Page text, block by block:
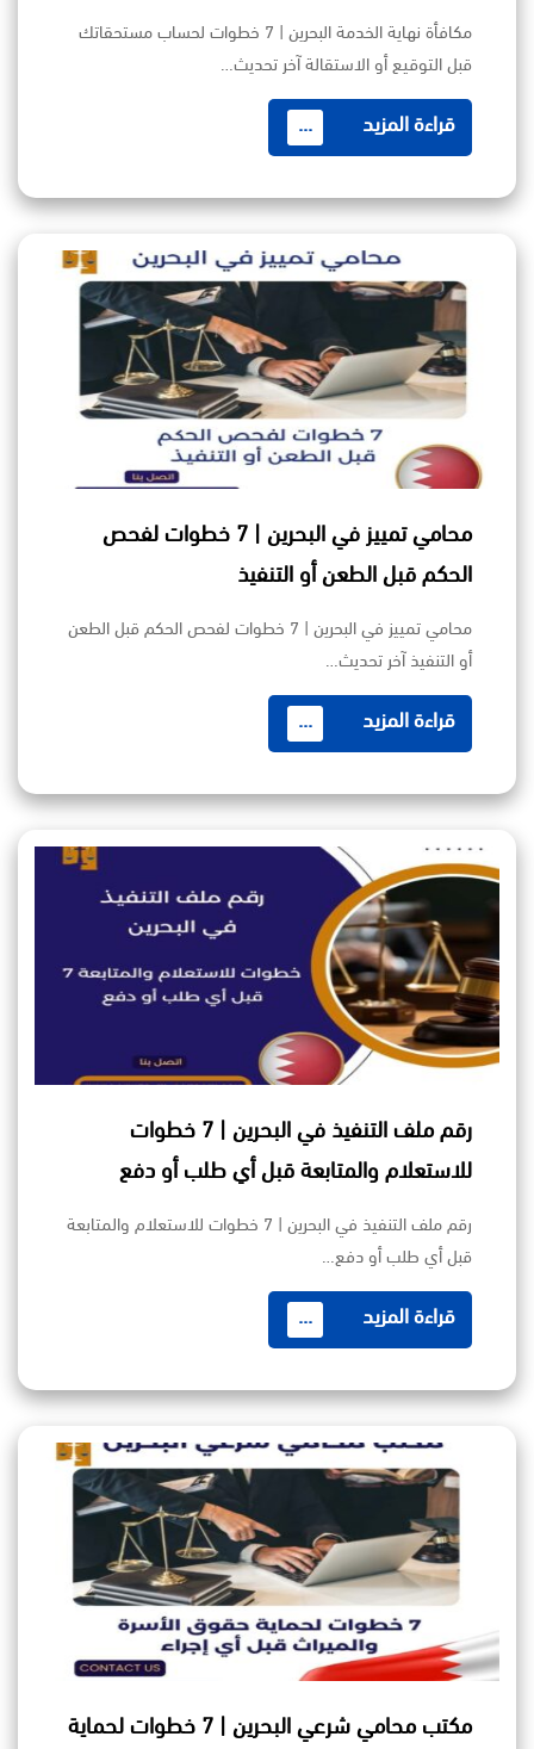
مكافأة نهاية الخدمة البحرين | 7 خطوات لحساب مستحقاتك
قبل التوقيع أو الاستقالة آخر تحديث…
قراءة المزيد ...
محامي تمييز في البحرين | 7 خطوات لفحص
الحكم قبل الطعن أو التنفيذ
محامي تمييز في البحرين | 7 خطوات لفحص الحكم قبل الطعن
أو التنفيذ آخر تحديث…
قراءة المزيد ...
رقم ملف التنفيذ في البحرين | 7 خطوات
للاستعلام والمتابعة قبل أي طلب أو دفع
رقم ملف التنفيذ في البحرين | 7 خطوات للاستعلام والمتابعة
قبل أي طلب أو دفع…
قراءة المزيد ...
مكتب محامي شرعي البحرين | 7 خطوات لحماية